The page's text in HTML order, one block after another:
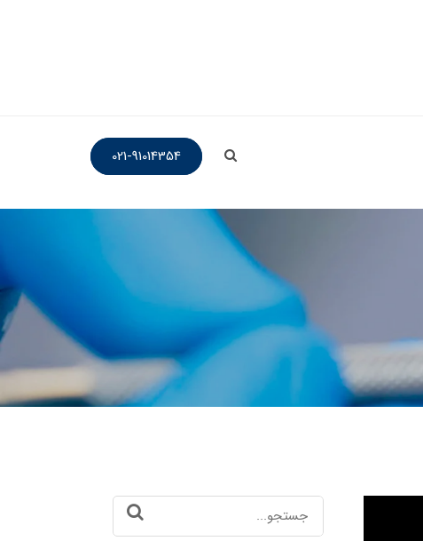
021-91014354
for: